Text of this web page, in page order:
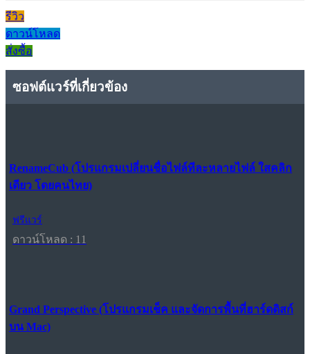
รีวิว
ดาวน์โหลด
สั่งซื้อ
ซอฟต์แวร์ที่เกี่ยวข้อง
RenameCub (โปรแกรมเปลี่ยนชื่อไฟล์ทีละหลายไฟล์ ใสคลิก
เดียว โดยคนไทย)
ฟรีแวร์
ดาวน์โหลด : 11
Grand Perspective (โปรแกรมเช็ค และจัดการพื้นที่ฮาร์ดดิสก์
บน Mac)